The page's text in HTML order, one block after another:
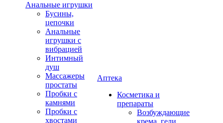
Анальные игрушки
Бусины,
цепочки
Анальные
игрушки с
вибрацией
Интимный
душ
Массажеры
простаты
Пробки с
камнями
Пробки с
хвостами
Аптека
Косметика и
препараты
Возбуждающие
крема, гели